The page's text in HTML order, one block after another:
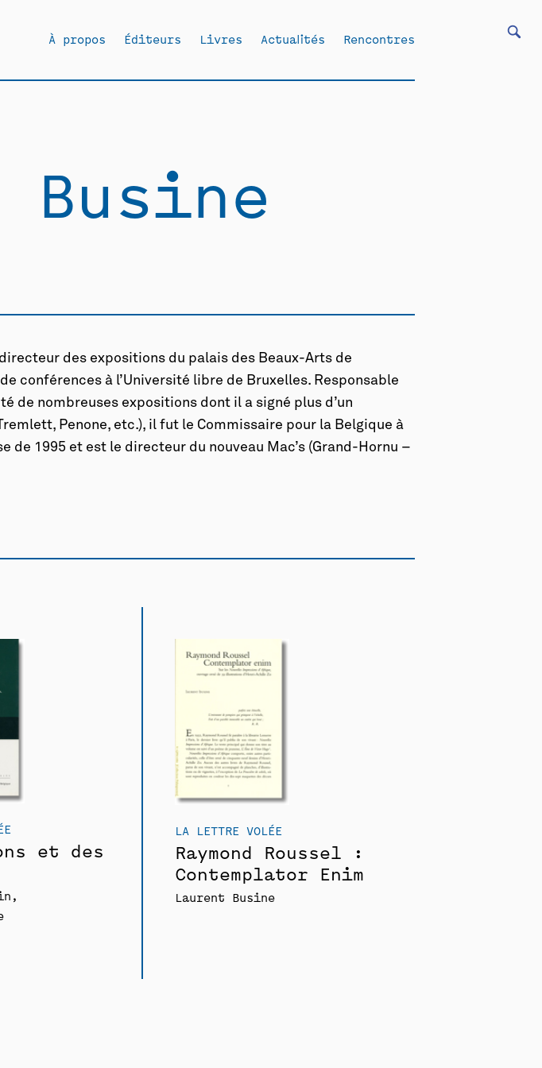
À propos Éditeurs Livres Actualités Rencontres
Busine
des expositions du palais des Beaux-Arts de
conférences à l’Université libre de Bruxelles. Responsable
de nombreuses expositions dont il a signé plus d’un
Penone, etc.), il fut le Commissaire pour la Belgique à
de 1995 et est le directeur du nouveau Mac’s (Grand-Hornu –
et des
LA LETTRE VOLÉE
Raymond Roussel :
Contemplator Enim
Laurent Busine